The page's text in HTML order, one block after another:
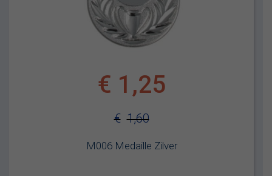
M006 Medaille Zilver
€ 1,60
Oorspronkelijke
€ 1,25